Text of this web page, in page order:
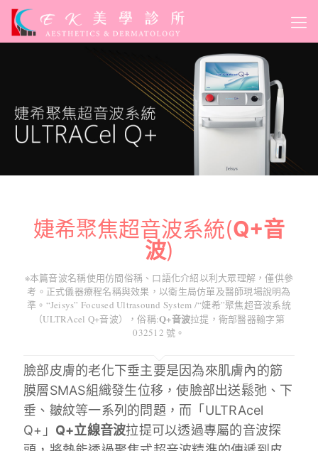
婕希聚焦超音波系統(Q+音
波)
※本篇音波名稱使用仿間俗稱、口語化介紹以利大眾理解，僅供參
考。正式儀器療程名稱與效果，以衛生局仿單及醫師現場說明為
準。“Jeisys” Focused Ultrasound System /“婕希”聚焦超音波系統
（ULTRAcel Q+音波），俗稱:Q+音波拉提，衛部醫器輸字第
032512 號。
臉部皮膚的老化下垂主要是因為來肌膚內的筋
膜層SMAS組織發生位移，使臉部出送鬆弛、下
垂、皺紋等一系列的問題，而「ULTRAcel
Q+」 Q+立線音波拉提可以透過專屬的音波探